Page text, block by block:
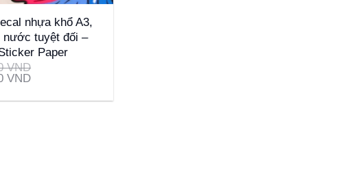
nhựa khổ A3,
nước tuyệt đối –
Paper
VND
VND